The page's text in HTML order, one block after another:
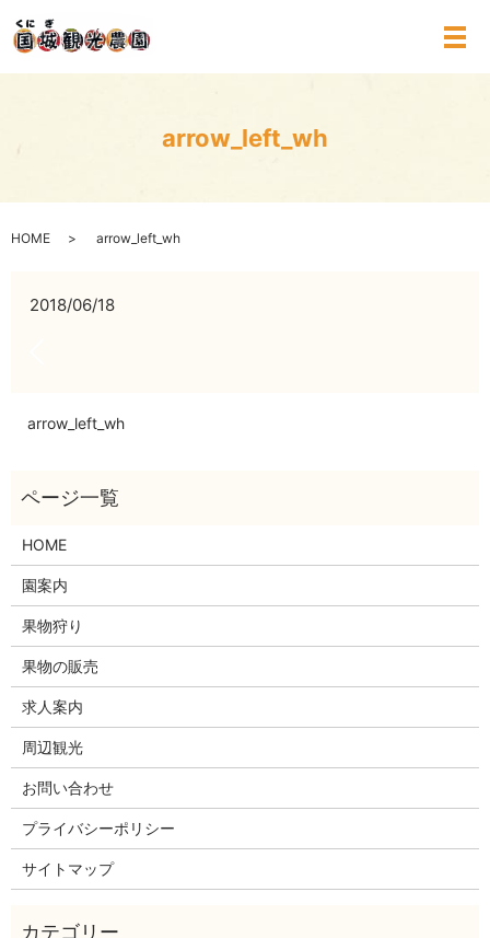
メ
arrow_left_wh
HOME arrow_left_wh
2018/06/18
arrow_left_wh
HOME
園案内
果物狩り
果物の販売
求人案内
周辺観光
お問い合わせ
プライバシーポリシー
サイトマップ